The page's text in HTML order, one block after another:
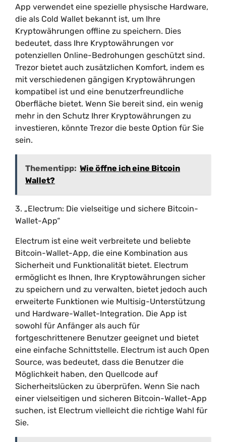
App verwendet eine spezielle physische Hardware,
die als Cold Wallet bekannt ist, um Ihre
Kryptowährungen offline zu speichern. Dies
bedeutet, dass Ihre Kryptowährungen vor
potenziellen Online-Bedrohungen geschützt sind.
Trezor bietet auch zusätzlichen Komfort, indem es
mit verschiedenen gängigen Kryptowährungen
kompatibel ist und eine benutzerfreundliche
Oberfläche bietet. Wenn Sie bereit sind, ein wenig
mehr in den Schutz Ihrer Kryptowährungen zu
investieren, könnte Trezor die beste Option für Sie
sein.
Thementipp: Wie öffne ich eine Bitcoin
Wallet?
3. „Electrum: Die vielseitige und sichere Bitcoin-
Wallet-App“
Electrum ist eine weit verbreitete und beliebte
Bitcoin-Wallet-App, die eine Kombination aus
Sicherheit und Funktionalität bietet. Electrum
ermöglicht es Ihnen, Ihre Kryptowährungen sicher
zu speichern und zu verwalten, bietet jedoch auch
erweiterte Funktionen wie Multisig-Unterstützung
und Hardware-Wallet-Integration. Die App ist
sowohl für Anfänger als auch für
fortgeschrittenere Benutzer geeignet und bietet
eine einfache Schnittstelle. Electrum ist auch Open
Source, was bedeutet, dass die Benutzer die
Möglichkeit haben, den Quellcode auf
Sicherheitslücken zu überprüfen. Wenn Sie nach
einer vielseitigen und sicheren Bitcoin-Wallet-App
suchen, ist Electrum vielleicht die richtige Wahl für
Sie.